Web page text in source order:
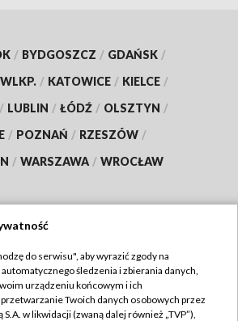
/ BYDGOSZCZ / GDAŃSK /
/ KATOWICE / KIELCE /
/ LUBLIN / ŁÓDŹ / OLSZTYN /
/ POZNAŃ / RZESZÓW /
/ WARSZAWA / WROCŁAW
TVP
Regulamin TVP
do serwisu", aby wyrazić zgody na
śledzenia i zbierania danych,
urządzeniu końcowym i ich
Twoich danych osobowych przez
w likwidacji (zwaną dalej również „TVP”),